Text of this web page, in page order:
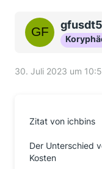
gfusdt5
30. Juli 2023 um
Zitat von ichbins
Der Unterschied
Kosten